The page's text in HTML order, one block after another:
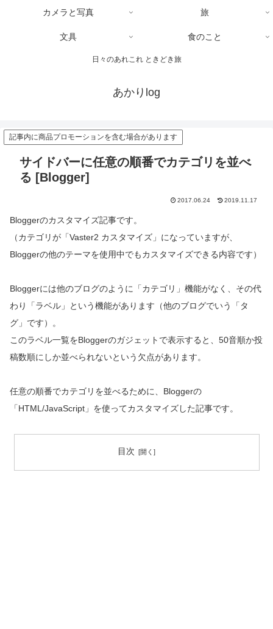
日々のあれこれ ときどき旅
あかりlog
カメラと写真 旅
文具 食のこと
記事内に商品プロモーションを含む場合があります
サイドバーに任意の順番でカテゴリを並べ
る [Blogger]
2017.06.24 2019.11.17
Bloggerのカスタマイズ記事です。
（カテゴリが「Vaster2 カスタマイズ」になっていますが、
Bloggerの他のテーマを使用中でもカスタマイズできる内容です）
Bloggerには他のブログのように「カテゴリ」機能がなく、その代
わり「ラベル」という機能があります（他のブログでいう「タ
グ」です）。
このラベル一覧をBloggerのガジェットで表示すると、50音順か投
稿数順にしか並べられないという欠点があります。
任意の順番でカテゴリを並べるために、Bloggerの
「HTML/JavaScript」を使ってカスタマイズした記事です。
目次